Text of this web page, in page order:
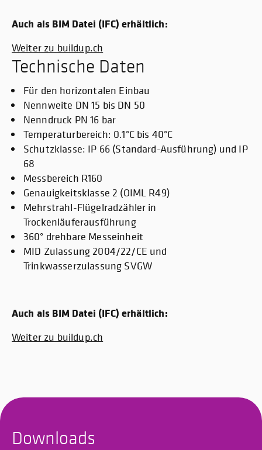
Auch als BIM Datei (IFC) erhältlich:
Weiter zu buildup.ch
Technische Daten
Für den horizontalen Einbau
Nennweite DN 15 bis DN 50
Nenndruck PN 16 bar
Temperaturbereich: 0.1°C bis 40°C
Schutzklasse: IP 66 (Standard-Ausführung) und IP
68
Messbereich R160
Genauigkeitsklasse 2 (OIML R49)
Mehrstrahl-Flügelradzähler in
Trockenläuferausführung
360° drehbare Messeinheit
MID Zulassung 2004/22/CE und
Trinkwasserzulassung SVGW
Auch als BIM Datei (IFC) erhältlich:
Weiter zu buildup.ch
Downloads